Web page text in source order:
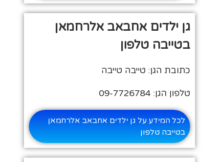
גן ילדים אחבאב אלרחמאן
בטייבה טלפון
כתובת הגן: טייבה טייבה
טלפון הגן: 09-7726784
לכל המידע על גן ילדים אחבאב אלרחמאן
בטייבה טלפון